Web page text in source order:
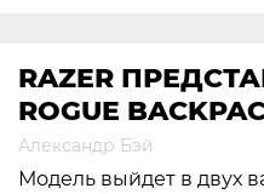
RAZER
ROGUE
Александр Бэй
Модель выйдет в двух